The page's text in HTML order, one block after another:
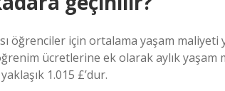
öğrenciler için ortalama yaşam maliyeti
ücretlerine ek olarak aylık yaşam
1.015 £’dur.